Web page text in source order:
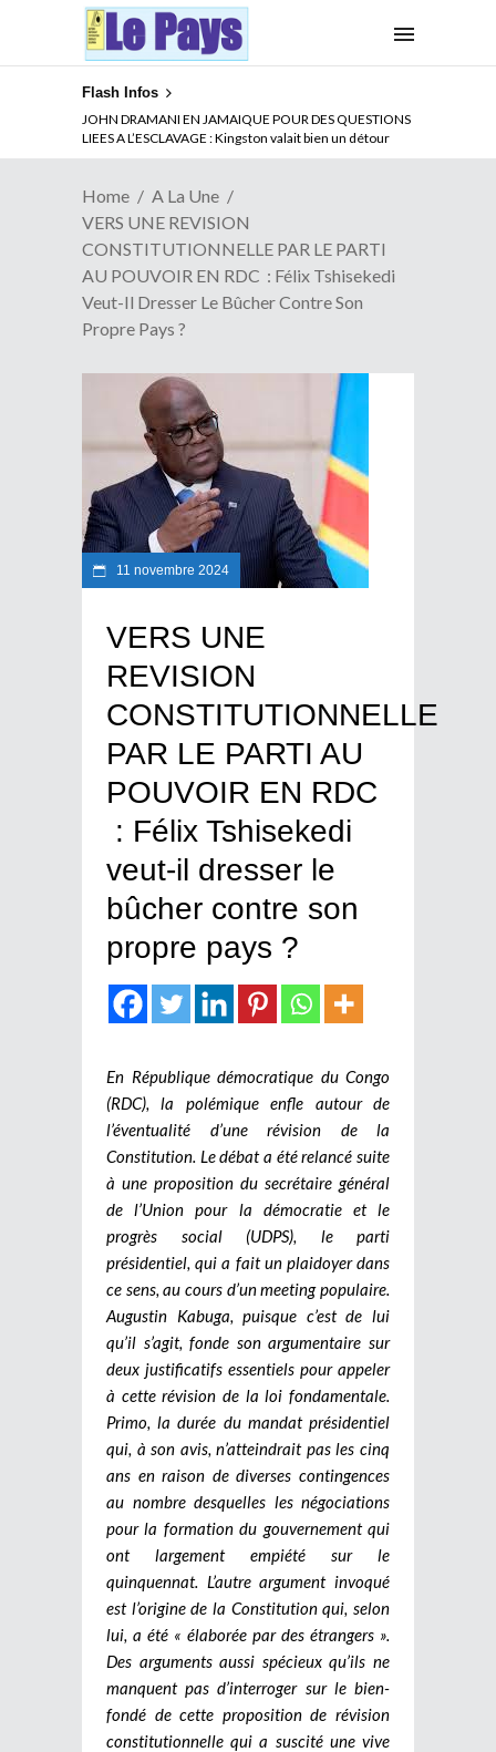
Flash Infos
ABSENCE PROLONGEE DE PAUL BIYA DU CAMEROUN :
Qui pilote le Cameroun ?
Home
A La Une
VERS UNE REVISION
CONSTITUTIONNELLE PAR LE PARTI
AU POUVOIR EN RDC : Félix Tshisekedi
Veut-Il Dresser Le Bûcher Contre Son
Propre Pays ?
11 novembre 2024
VERS UNE
REVISION
CONSTITUTIONNELLE
PAR LE PARTI AU
POUVOIR EN RDC
: Félix Tshisekedi
veut-il dresser le
bûcher contre son
propre pays ?
En République démocratique du Congo
(RDC), la polémique enfle autour de
l’éventualité d’une révision de la
Constitution. Le débat a été relancé suite
à une proposition du secrétaire général
de l’Union pour la démocratie et le
progrès social (UDPS), le parti
présidentiel, qui a fait un plaidoyer dans
ce sens, au cours d’un meeting populaire.
Augustin Kabuga, puisque c’est de lui
qu’il s’agit, fonde son argumentaire sur
deux justificatifs essentiels pour appeler
à cette révision de la loi fondamentale.
Primo, la durée du mandat présidentiel
qui, à son avis, n’atteindrait pas les cinq
ans en raison de diverses contingences
au nombre desquelles les négociations
pour la formation du gouvernement qui
ont largement empiété sur le
quinquennat. L’autre argument invoqué
est l’origine de la Constitution qui, selon
lui, a été « élaborée par des étrangers ».
Des arguments aussi spécieux qu’ils ne
manquent pas d’interroger sur le bien-
fondé de cette proposition de révision
constitutionnelle qui a suscité une vive